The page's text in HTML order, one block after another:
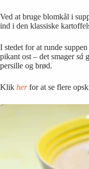
Ved at bruge blomkål i
ind i den klassiske
I stedet for at runde
pikant ost – det smagerså
persille og brød.
Klik herfor at se flere